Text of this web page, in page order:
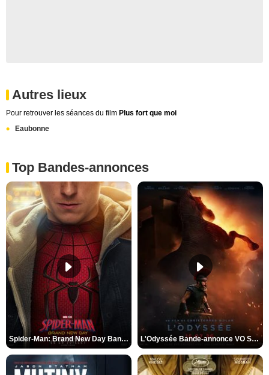
Autres lieux
Pour retrouver les séances du film Plus fort que moi
Eaubonne
Top Bandes-annonces
Spider-Man: Brand New Day Bande-annonce VO STFR L'Odyssée Bande-annonce VO STFR